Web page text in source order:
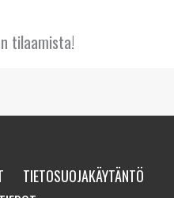
tilaamista!
TIETOSUOJAKÄYTÄNTÖ